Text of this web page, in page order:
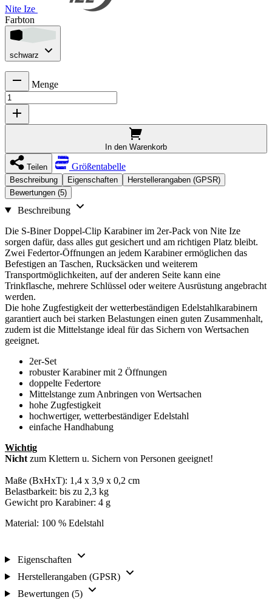
Nite Ize
Farbton
schwarz
Menge
In den Warenkorb
Teilen Größentabelle
Beschreibung Eigenschaften
Herstellerangaben (GPSR)
Bewertungen (5)
Beschreibung
Die S-Biner Doppel-Clip Karabiner im 2er-Pack von Nite Ize
sorgen dafür, dass alles gut gesichert und am richtigen Platz bleibt.
Zwei Federtor-Öffnungen an jedem Karabiner ermöglichen das
Befestigen an Taschen, Rucksäcken und weiterem
Transportmöglichkeiten, auf der anderen Seite kann eine
Trinkflasche, mehrere Schlüssel oder weitere Ausrüstung angebracht
werden.
Die hohe Zugfestigkeit der wetterbeständigen Edelstahlkarabinern
garantiert auch bei starken Belastungen einen guten Zusammenhalt,
zudem ist die Mittelstange ideal für das Sichern von Wertsachen
geeignet.
2er-Set
robuster Karabiner mit 2 Öffnungen
doppelte Federtore
Mittelstange zum Anbringen von Wertsachen
hohe Zugfestigkeit
hochwertiger, wetterbeständiger Edelstahl
einfache Handhabung
Wichtig
Nicht zum Klettern u. Sichern von Personen geeignet!
Maße (BxHxT): 1,4 x 3,9 x 0,2 cm
Belastbarkeit: bis zu 2,3 kg
Gewicht pro Karabiner: 4 g
Material: 100 % Edelstahl
Eigenschaften
Herstellerangaben (GPSR)
Bewertungen (5)